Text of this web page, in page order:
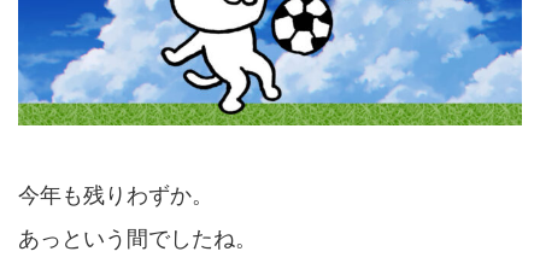
今年も残りわずか。
あっという間でしたね。